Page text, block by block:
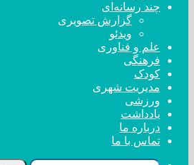
چند رسانه‌ای
گزارش تصویری
ویدئو
علم و فناوری
فرهنگی
کودک
مدیریت شهری
ورزشی
یادداشت
درباره ما
تماس با ما